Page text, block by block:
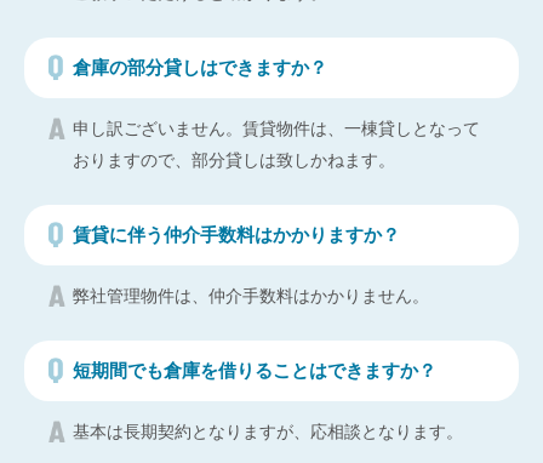
倉庫の部分貸しはできますか？
申し訳ございません。賃貸物件は、一棟貸しとなって
おりますので、部分貸しは致しかねます。
賃貸に伴う仲介手数料はかかりますか？
弊社管理物件は、仲介手数料はかかりません。
短期間でも倉庫を借りることはできますか？
基本は長期契約となりますが、応相談となります。